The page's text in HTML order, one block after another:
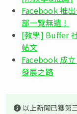
Facebook 推
部一覽無遺！
[教學] Buffer
帖文
Facebook 成
發展之路
以上新聞已獲第